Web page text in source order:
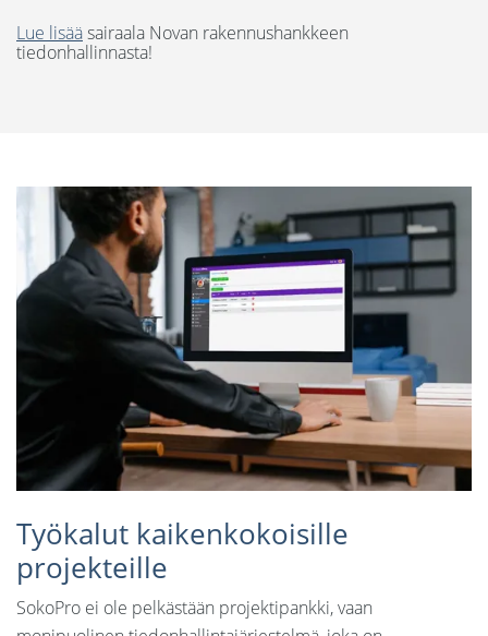
Lue lisääsairaala Novan rakennushankkeen
tiedonhallinnasta!
Työkalut kaikenkokoisille
projekteille
SokoPro ei ole pelkästään projektipankki, vaan